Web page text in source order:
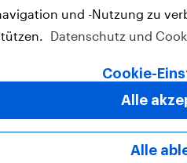
beliefs, behaviours and
und -Nutzung zu
Datenschutz und
Cookie-
Alle
Alle